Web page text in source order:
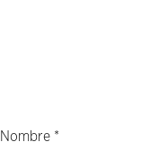
Nombre *